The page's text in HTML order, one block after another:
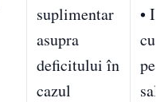
suplimentar
asupra
deficitului în
cazul
•